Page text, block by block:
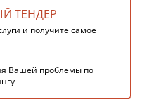
ТЕНДЕР
и получите самое
Вашей проблемы по